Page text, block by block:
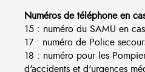
Numéros de téléphone en
15 : numéro du SAMU en
17 : numéro de Police
18 : numéro pour les
d'accidents et d'urgences